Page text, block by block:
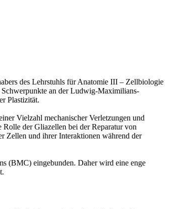
des Lehrstuhls für Anatomie III – Zellbiologie
an der Ludwig-Maximilians-
Plastizität.
Vielzahl mechanischer Verletzungen und
Rolle der Gliazellen bei der Reparatur von
Zellen und ihrer Interaktionen während der
(BMC) eingebunden. Daher wird eine enge